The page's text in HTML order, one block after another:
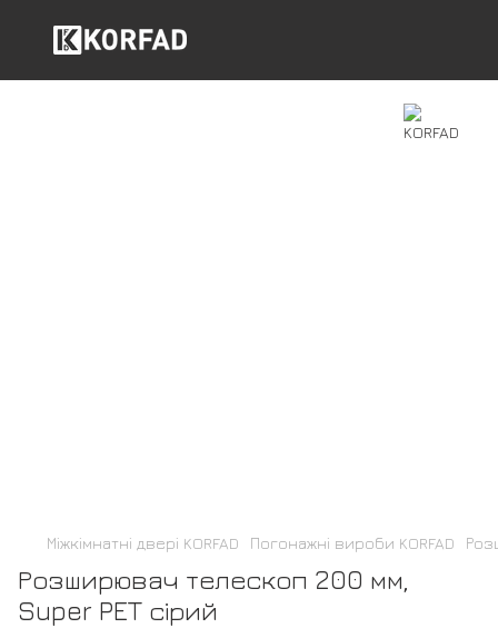
Міжкімнатні двері KORFAD Погонажні вироби KORFAD
Розширювач телескоп 200 мм,
Super PET сірий